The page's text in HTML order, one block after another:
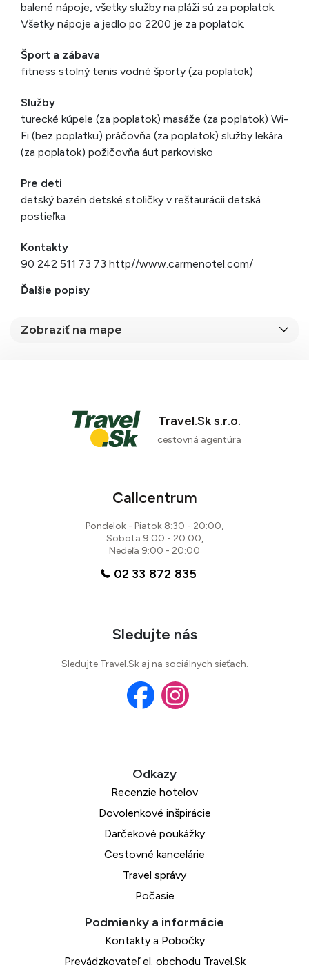
balené nápoje, všetky služby na pláži sú za poplatok.
Všetky nápoje a jedlo po 2200 je za poplatok.
Šport a zábava
fitness stolný tenis vodné športy (za poplatok)
Služby
turecké kúpele (za poplatok) masáže (za poplatok) Wi-
Fi (bez poplatku) práčovňa (za poplatok) služby lekára
(za poplatok) požičovňa áut parkovisko
Pre deti
detský bazén detské stoličky v reštaurácii detská
postieľka
Kontakty
90 242 511 73 73 http//www.carmenotel.com/
Ďalšie popisy
Zobraziť na mape
Travel.Sk s.r.o.
cestovná agentúra
Callcentrum
Pondelok - Piatok 8:30 - 20:00,
Sobota 9:00 - 20:00,
Nedeľa 9:00 - 20:00
02 33 872 835
Sledujte nás
Sledujte Travel.Sk aj na sociálnych sieťach.
Recenzie hotelov
Dovolenkové inšpirácie
Darčekové poukážky
Cestovné kancelárie
Travel správy
Počasie
Kontakty a Pobočky
Prevádzkovateľ el. obchodu Travel.Sk